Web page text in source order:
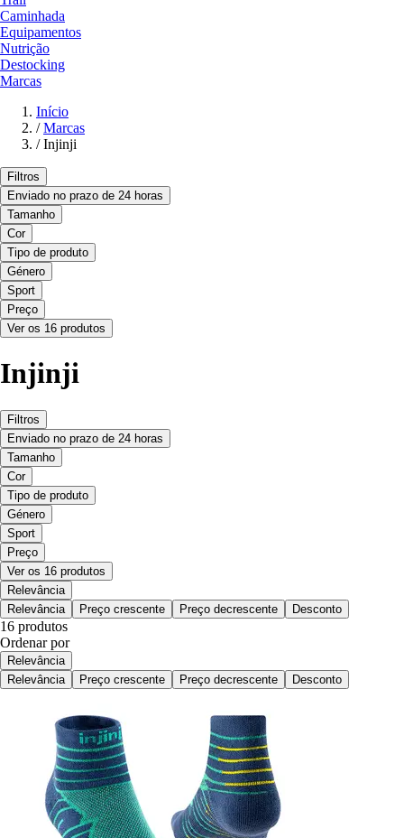
Caminhada
Equipamentos
Nutrição
Destocking
Marcas
Início
/ Marcas
/ Injinji
Filtros
Enviado no prazo de 24 horas
Tamanho
Cor
Tipo de produto
Género
Sport
Preço
Ver os 16 produtos
Injinji
Filtros
Enviado no prazo de 24 horas
Tamanho
Cor
Tipo de produto
Género
Sport
Preço
Ver os 16 produtos
Relevância
Relevância
Preço crescente Preço decrescente Desconto
16 produtos
Ordenar por
Relevância
Relevância
Preço crescente Preço decrescente Desconto